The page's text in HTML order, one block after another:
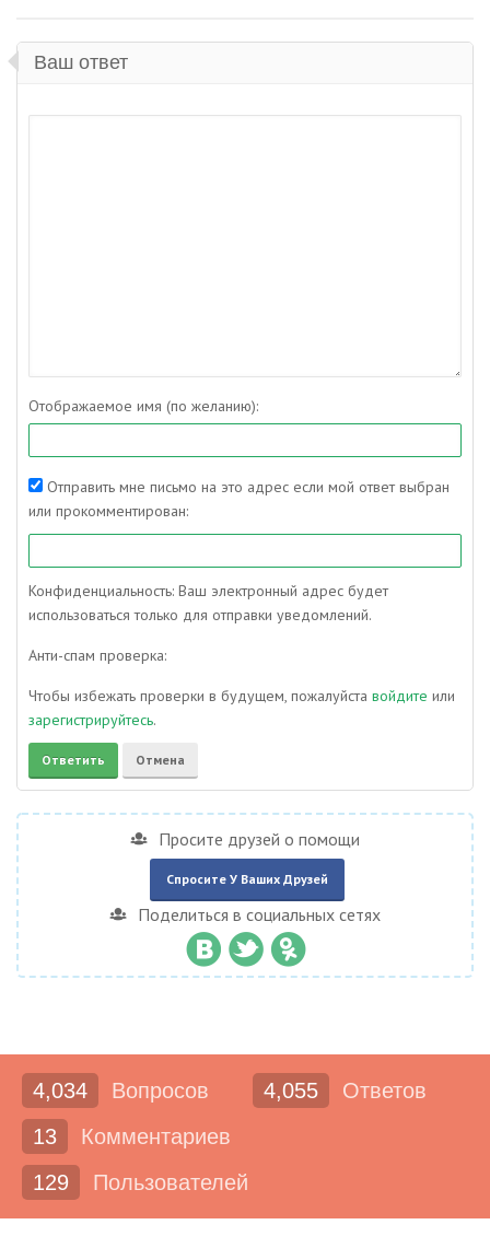
Ваш ответ
Отображаемое имя (по желанию):
Отправить мне письмо на это адрес если мой ответ выбран
или прокомментирован:
Конфиденциальность: Ваш электронный адрес будет
использоваться только для отправки уведомлений.
Анти-спам проверка:
Чтобы избежать проверки в будущем, пожалуйста войдите или
зарегистрируйтесь.
Просите друзей о помощи
Спросите У Ваших Друзей
Поделиться в социальных сетях
4,034 Вопросов 4,055
Ответов
13
Комментариев
129
Пользователей